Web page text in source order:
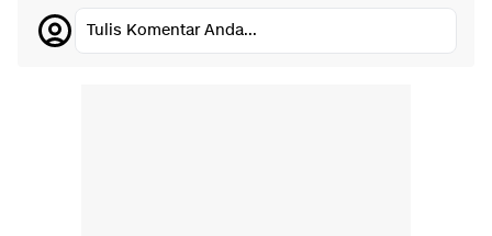
Tulis Komentar Anda...